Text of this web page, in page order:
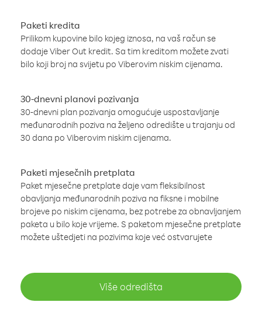
Paketi kredita
Prilikom kupovine bilo kojeg iznosa, na vaš račun se
dodaje Viber Out kredit. Sa tim kreditom možete zvati
bilo koji broj na svijetu po Viberovim niskim cijenama.
30-dnevni planovi pozivanja
30-dnevni plan pozivanja omogućuje uspostavljanje
međunarodnih poziva na željeno odredište u trajanju od
30 dana po Viberovim niskim cijenama.
Paketi mjesečnih pretplata
Paket mjesečne pretplate daje vam fleksibilnost
obavljanja međunarodnih poziva na fiksne i mobilne
brojeve po niskim cijenama, bez potrebe za obnavljanjem
paketa u bilo koje vrijeme. S paketom mjesečne pretplate
možete uštedjeti na pozivima koje već ostvarujete
Više odredišta